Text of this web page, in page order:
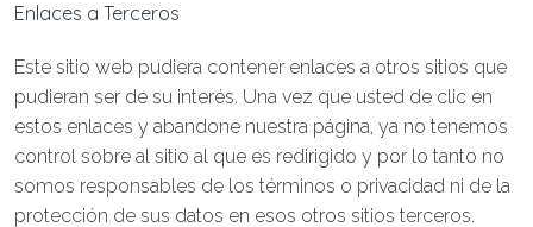
Enlaces a Terceros
Este sitio web pudiera contener enlaces a otros sitios que
pudieran ser de su interés. Una vez que usted de clic en
estos enlaces y abandone nuestra página, ya no tenemos
control sobre al sitio al que es redirigido y por lo tanto no
somos responsables de los términos o privacidad ni de la
protección de sus datos en esos otros sitios terceros.